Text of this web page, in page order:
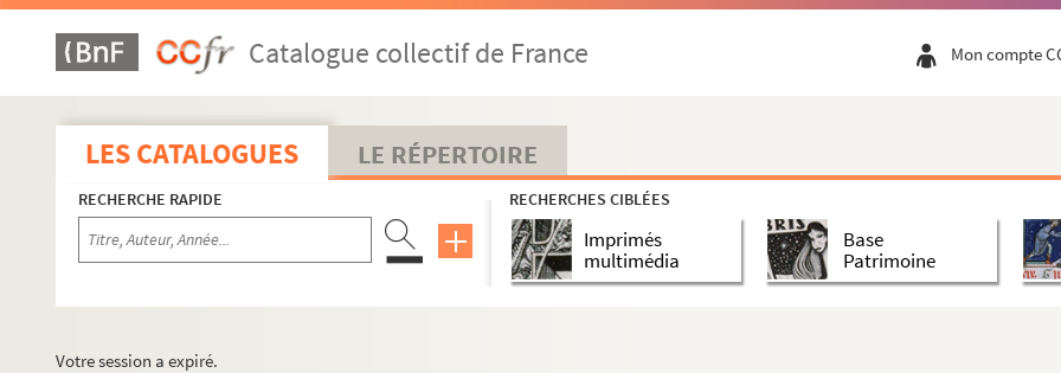
Catalogue collectif de France Mon compte
LES CATALOGUES LE RÉPERTOIRE
RECHERCHE RAPIDE RECHERCHES CIBLÉES
Imprimés
multimédia
Base
Patrimoine
Votre session a expiré.